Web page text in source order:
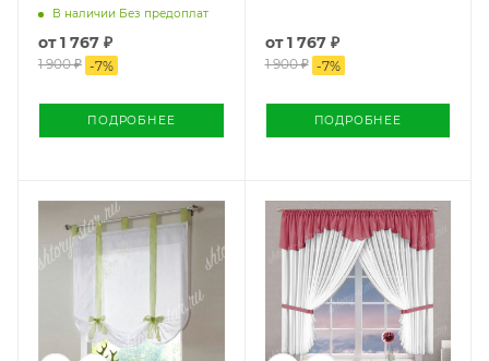
В наличии Без предоплат
от1 767 ₽
1 900 ₽ -7%
ПОДРОБНЕЕ
от1 767 ₽
1 900 ₽ -7%
ПОДРОБНЕЕ